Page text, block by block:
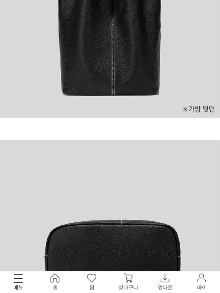
메뉴 홈 찜 장바구니 앱다운 마이